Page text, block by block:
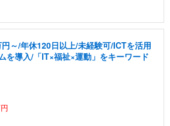
～/年休120日以上/未経験可/ICTを活用
を導入/「IT×福祉×運動」をキーワード